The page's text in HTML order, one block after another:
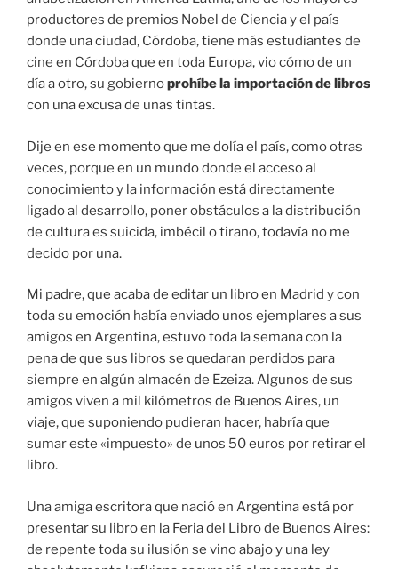
productores de premios Nobel de Ciencia y el país
donde una ciudad, Córdoba, tiene más estudiantes de
cine en Córdoba que en toda Europa, vio cómo de un
día a otro, su gobiernoprohíbe la importación de libros
con una excusa de unas tintas.
Dije en ese momento que me dolía el país, como otras
veces, porque en un mundo donde el acceso al
conocimiento y la información está directamente
ligado al desarrollo, poner obstáculos a la distribución
de cultura es suicida, imbécil o tirano, todavía no me
decido por una.
Mi padre, que acaba de editar un libro en Madrid y con
toda su emoción había enviado unos ejemplares a sus
amigos en Argentina, estuvo toda la semana con la
pena de que sus libros se quedaran perdidos para
siempre en algún almacén de Ezeiza. Algunos de sus
amigos viven a mil kilómetros de Buenos Aires, un
viaje, que suponiendo pudieran hacer, habría que
sumar este «impuesto» de unos 50 euros por retirar el
libro.
Una amiga escritora que nació en Argentina está por
presentar su libro en la Feria del Libro de Buenos Aires:
de repente toda su ilusión se vino abajo y una ley